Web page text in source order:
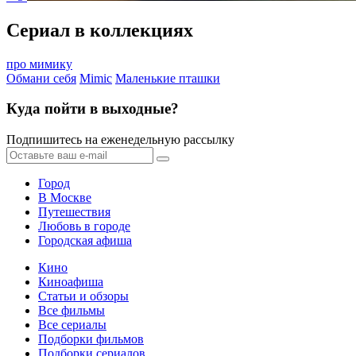
Сериал в коллекциях
про мимику
Обмани себя Mimic Маленькие пташки
Куда пойти в выходные?
Подпишитесь на еженедельную рассылку
Город
В Москве
Путешествия
Любовь в городе
Городская афиша
Кино
Киноафиша
Статьи и обзоры
Все фильмы
Все сериалы
Подборки фильмов
Подборки сериалов